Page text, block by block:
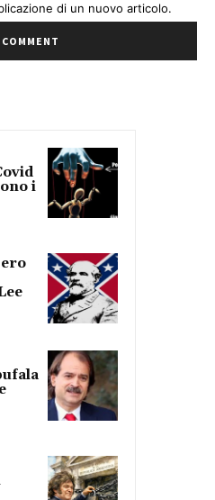
di un nuovo articolo.
i